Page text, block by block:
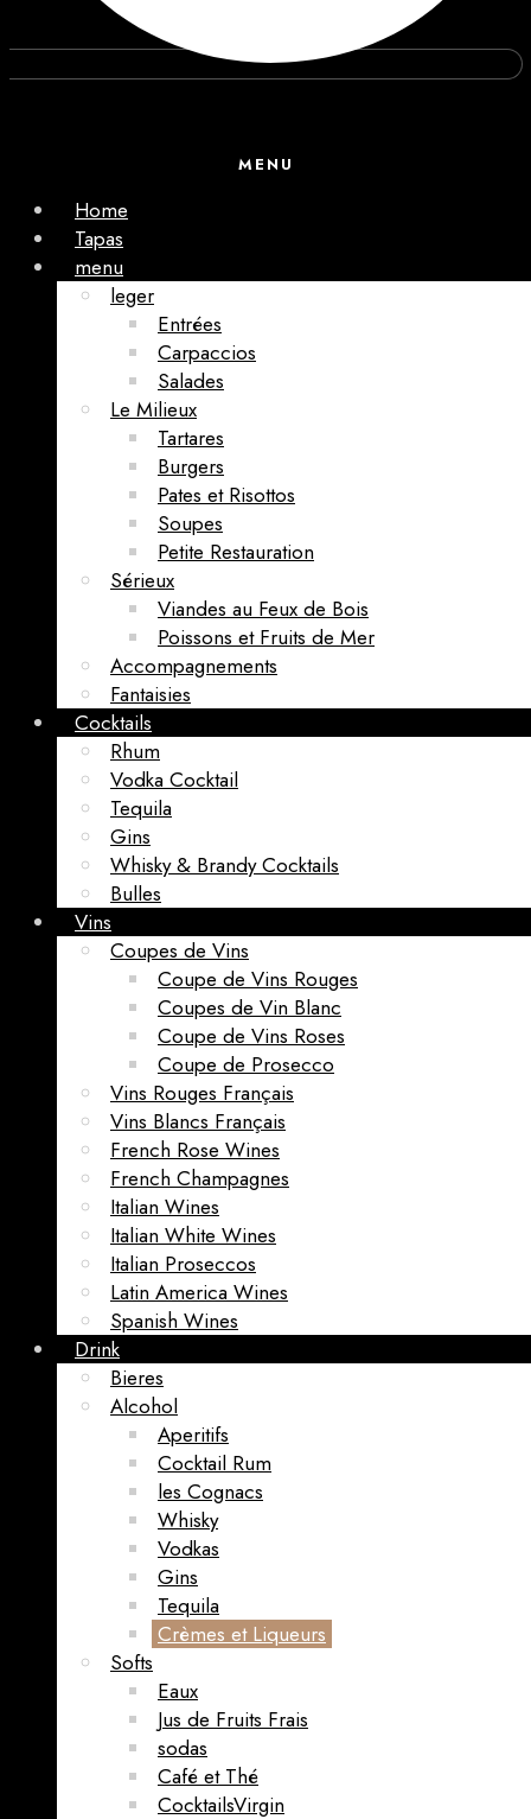
MENU
Home
Tapas
menu
leger
Entrées
Carpaccios
Salades
Le Milieux
Tartares
Burgers
Pates et Risottos
Soupes
Petite Restauration
Sérieux
Viandes au Feux de Bois
Poissons et Fruits de Mer
Accompagnements
Fantaisies
Cocktails
Rhum
Vodka Cocktail
Tequila
Gins
Whisky & Brandy Cocktails
Bulles
Vins
Coupes de Vins
Coupe de Vins Rouges
Coupes de Vin Blanc
Coupe de Vins Roses
Coupe de Prosecco
Vins Rouges Français
Vins Blancs Français
French Rose Wines
French Champagnes
Italian Wines
Italian White Wines
Italian Proseccos
Latin America Wines
Spanish Wines
Drink
Bieres
Alcohol
Aperitifs
Cocktail Rum
les Cognacs
Whisky
Vodkas
Gins
Tequila
Crèmes et Liqueurs
Softs
Eaux
Jus de Fruits Frais
sodas
Café et Thé
CocktailsVirgin​